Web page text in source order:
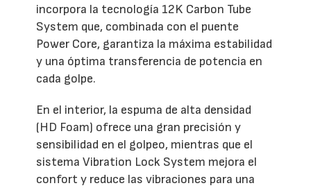
incorpora la tecnología 12K Carbon Tube
System que, combinada con el puente
Power Core, garantiza la máxima estabilidad
y una óptima transferencia de potencia en
cada golpe.
En el interior, la espuma de alta densidad
(HD Foam) ofrece una gran precisión y
sensibilidad en el golpeo, mientras que el
sistema Vibration Lock System mejora el
confort y reduce las vibraciones para una